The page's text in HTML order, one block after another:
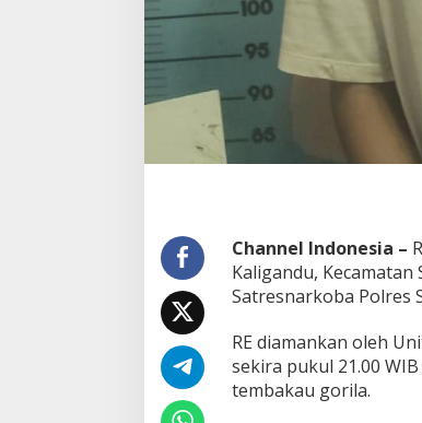
r
a
P
o
l
e
s
S
Channel Indonesia –
Kaligandu,
Satresnarkoba Polres
RE diamankan oleh
sekira pukul 21.00
tembakau gorila.